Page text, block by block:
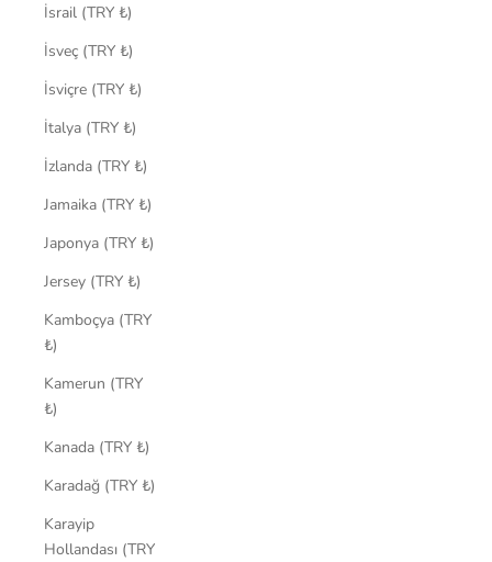
İsrail (TRY ₺)
İsveç (TRY ₺)
İsviçre (TRY ₺)
İtalya (TRY ₺)
İzlanda (TRY ₺)
Jamaika (TRY ₺)
Japonya (TRY ₺)
Jersey (TRY ₺)
Kamboçya (TRY
₺)
Kamerun (TRY
₺)
Kanada (TRY ₺)
Karadağ (TRY ₺)
Karayip
Hollandası (TRY